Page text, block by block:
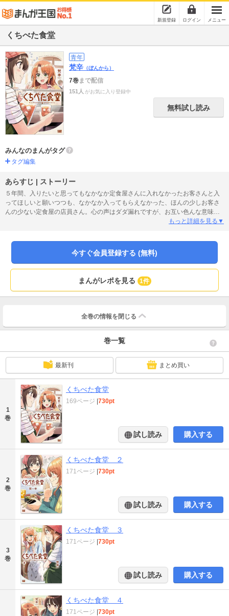
新規登録 ログイン メニュー
くちべた食堂
青年
梵辛 （ぼんから）
7巻まで配信
151人 がお気に入り登録中
無料試し読み
みんなのまんがタグ
タグ編集
あらすじ | ストーリー
５年間、入りたいと思ってもなかなか定食屋さんに入れなかったお客さんと入
ってほしいと願いつつも、なかなか入ってもらえなかった、ほんの少しお客さ
んの少ない定食屋の店員さん。心の声はダダ漏れですが、お互い色んな意味で
好意を伝えきれません。じれったいふたりの関係は、友情？ それとも…
もっと詳細を見る▼
今すぐ会員登録する (無料)
まんがレポを見る 1件
全巻の情報を 閉じる
巻一覧
最新刊 まとめ買い
1
巻
くちべた食堂
169ページ |730pt
試し読み 購入する
2
巻
くちべた食堂 ２
171ページ |730pt
試し読み 購入する
3
巻
くちべた食堂 ３
171ページ |730pt
試し読み 購入する
くちべた食堂 ４
171ページ |730pt